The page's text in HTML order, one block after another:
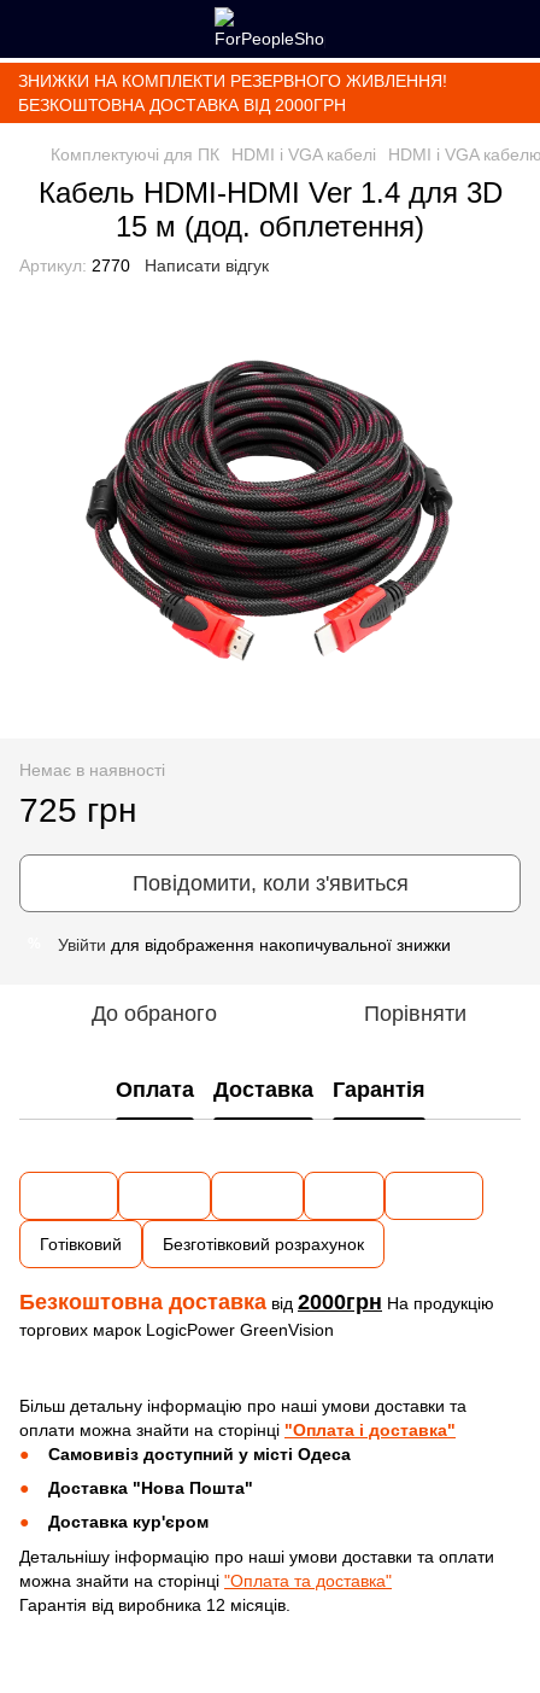
ЗНИЖКИ НА КОМПЛЕКТИ РЕЗЕРВНОГО ЖИВЛЕННЯ!
БЕЗКОШТОВНА ДОСТАВКА ВІД 2000ГРН
Комплектуючі для ПК HDMI і VGA кабелі HDMI і VGA
Кабель HDMI-HDMI Ver 1.4 для 3D
15 м (дод. обплетення)
Артикул: 2770 Написати відгук
Немає в наявності
725 грн
Повідомити, коли з'явиться
Увійти для відображення накопичувальної знижки
До обраного Порівняти
Оплата Доставка Гарантія
Готівковий Безготівковий розрахунок
Безкоштовна доставка від 2000грн На продукцію
торгових марок LogicPower GreenVision
Більш детальну інформацію про наші умови доставки та
оплати можна знайти на сторінці "Оплата і доставка"
Самовивіз доступний у місті Одеса
Доставка "Нова Пошта"
Доставка кур'єром
Детальнішу інформацію про наші умови доставки та оплати
можна знайти на сторінці "Оплата та доставка"
Гарантія від виробника 12 місяців.